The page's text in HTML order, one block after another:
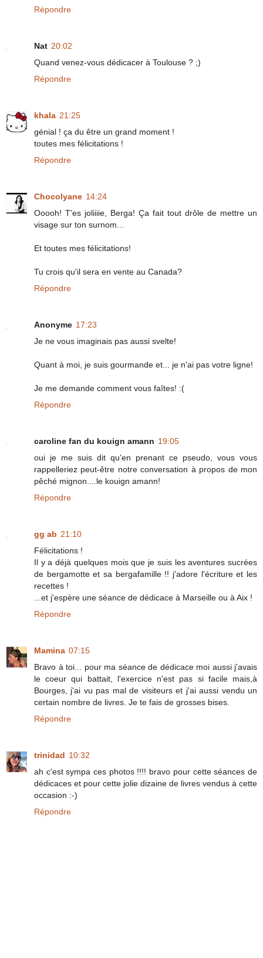
Répondre
Nat 20:02
Quand venez-vous dédicacer à Toulouse ? ;)
Répondre
khala 21:25
génial ! ça du être un grand moment !
toutes mes félicitations !
Répondre
Chocolyane 14:24
Ooooh! T'es joliiiie, Berga! Ça fait tout drôle de mettre un
visage sur ton surnom...
Et toutes mes félicitations!
Tu crois qu'il sera en vente au Canada?
Répondre
Anonyme 17:23
Je ne vous imaginais pas aussi svelte!
Quant à moi, je suis gourmande et... je n'ai pas votre ligne!
Je me demande comment vous faîtes! :(
Répondre
caroline fan du kouign amann 19:05
oui je me suis dit qu'en prenant ce pseudo, vous vous
rappelleriez peut-être notre conversation à propos de mon
pêché mignon....le kouign amann!
Répondre
gg ab 21:10
Félicitations !
Il y a déjà quelques mois que je suis les aventures sucrées
de bergamotte et sa bergafamille !! j'adore l'écriture et les
recettes !
...et j'espère une séance de dédicace à Marseille ou à Aix !
Répondre
Mamina 07:15
Bravo à toi... pour ma séance de dédicace moi aussi j'avais
le coeur qui battait, l'exercice n'est pas si facile mais,à
Bourges, j'ai vu pas mal de visiteurs et j'ai aussi vendu un
certain nombre de livres. Je te fais de grosses bises.
Répondre
trinidad 10:32
ah c'est sympa ces photos !!!! bravo pour cette séances de
dédicaces et pour cette jolie dizaine de livres vendus à cette
occasion :-)
Répondre